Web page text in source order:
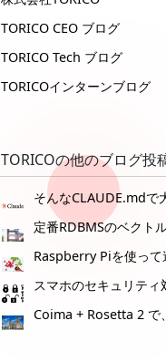
TORICO CEO ブログ
TORICO Tech ブログ
TORICOインターンブログ
TORICOの他のブログ投
そんなCLAUDE.mdで
スマホのセキュリティ